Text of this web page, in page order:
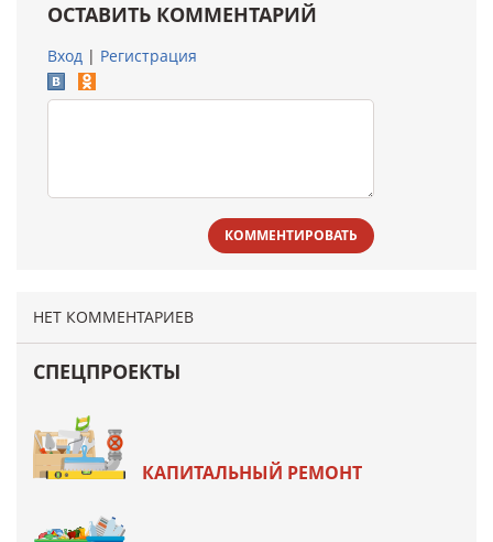
ОСТАВИТЬ КОММЕНТАРИЙ
Вход | Регистрация
КОММЕНТИРОВАТЬ
НЕТ КОММЕНТАРИЕВ
СПЕЦПРОЕКТЫ
КАПИТАЛЬНЫЙ РЕМОНТ